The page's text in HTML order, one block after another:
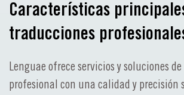
Características
traducciones
Lenguae ofrece servicios y soluciones
profesional con una calidad y precisión